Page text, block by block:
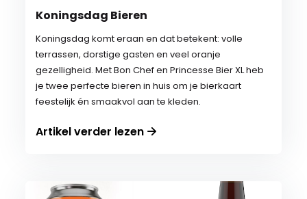
Koningsdag Bieren
Koningsdag komt eraan en dat betekent: volle
terrassen, dorstige gasten en veel oranje
gezelligheid. Met Bon Chef en Princesse Bier XL heb
je twee perfecte bieren in huis om je bierkaart
feestelijk én smaakvol aan te kleden.
Artikel verder lezen